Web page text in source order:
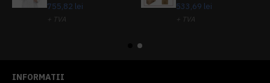
755,82 lei
+ TVA
533,69 lei
+ TVA
INFORMATII